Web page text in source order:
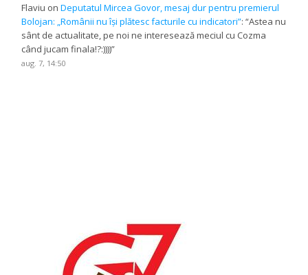
Flaviu onDeputatul Mircea Govor, mesaj dur pentru premierul
Bolojan: „Românii nu își plătesc facturile cu indicatori”: “Astea nu
sânt de actualitate, pe noi ne interesează meciul cu Cozma
când jucam finala!?:))))”
aug. 7, 14:50